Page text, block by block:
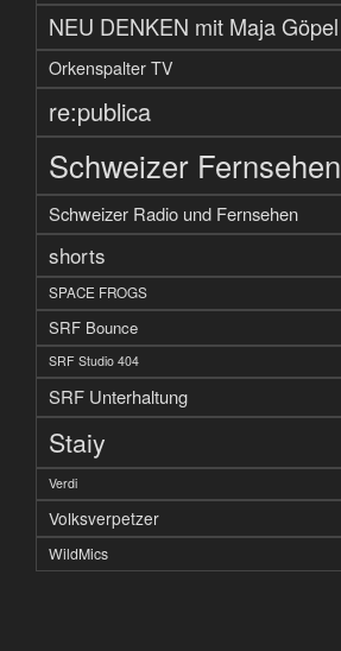
NEU DENKEN mit Maja Göpel
Orkenspalter TV
re:publica
Schweizer Fernsehen
Schweizer Radio und Fernsehen
shorts
SPACE FROGS
SRF Bounce
SRF Studio 404
SRF Unterhaltung
Staiy
Verdi
Volksverpetzer
WildMics